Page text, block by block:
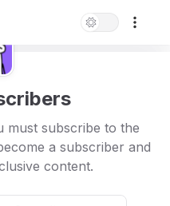
cupom até
must subscribe to the
a subscriber and
content.